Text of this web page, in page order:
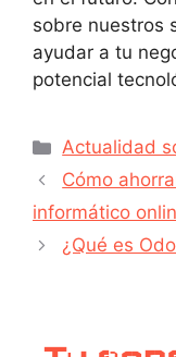
sobre nuestros
ayudar a tu
potencial
Actualidad
Cómo
informático
¿Qué es